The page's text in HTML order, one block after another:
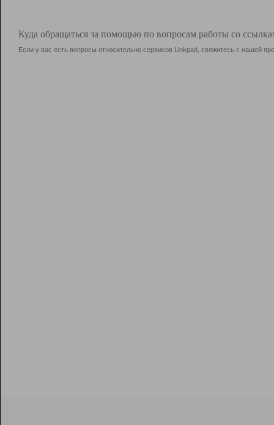
Куда обращаться за помощью по вопросам работы со
Если у вас есть вопросы относительно сервисов Linkpad, свяжитесь с нашей